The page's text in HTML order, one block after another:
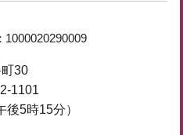
1000020290009
30
1101
後5時15分）